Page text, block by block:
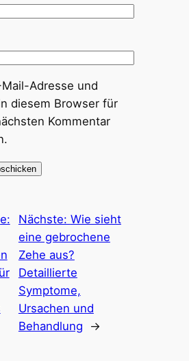
Adresse und
diesem Browser für
Kommentar
Nächste: Wie sieht
eine gebrochene
Zehe aus?
Detaillierte
Symptome,
Ursachen und
Behandlung
→